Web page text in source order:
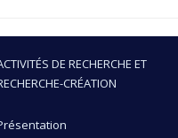
DE RECHERCHE ET
CRÉATION